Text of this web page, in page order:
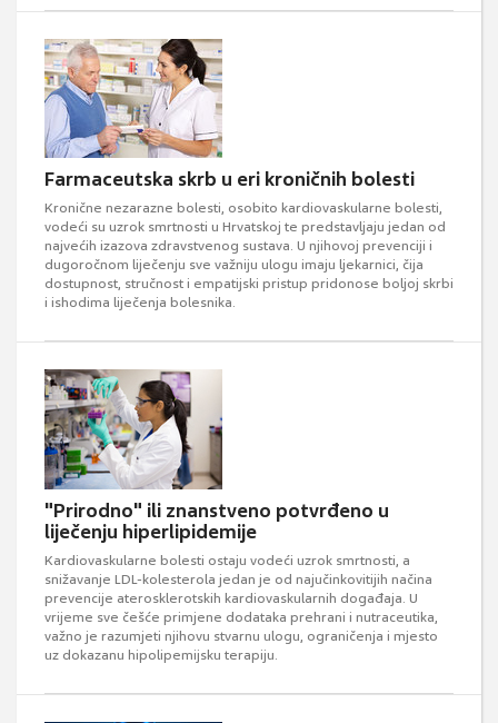
Farmaceutska skrb u eri kroničnih bolesti
Kronične nezarazne bolesti, osobito kardiovaskularne bolesti,
vodeći su uzrok smrtnosti u Hrvatskoj te predstavljaju jedan od
najvećih izazova zdravstvenog sustava. U njihovoj prevenciji i
dugoročnom liječenju sve važniju ulogu imaju ljekarnici, čija
dostupnost, stručnost i empatijski pristup pridonose boljoj skrbi
i ishodima liječenja bolesnika.
"Prirodno" ili znanstveno potvrđeno u
liječenju hiperlipidemije
Kardiovaskularne bolesti ostaju vodeći uzrok smrtnosti, a
snižavanje LDL-kolesterola jedan je od najučinkovitijih načina
prevencije aterosklerotskih kardiovaskularnih događaja. U
vrijeme sve češće primjene dodataka prehrani i nutraceutika,
važno je razumjeti njihovu stvarnu ulogu, ograničenja i mjesto
uz dokazanu hipolipemijsku terapiju.